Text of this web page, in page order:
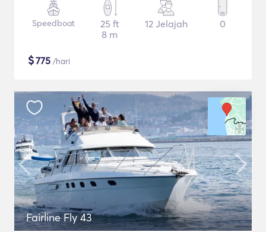
Speedboat
25 ft
8 m
12 Jelajah 0
$775 /hari
Fairline Fly 43